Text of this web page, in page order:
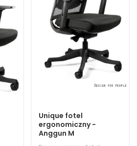
Unique fotel
ergonomiczny -
Anggun M